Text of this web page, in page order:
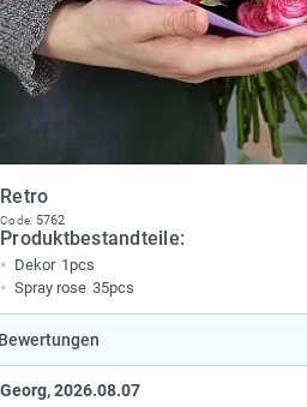
Retro
Code: 5762
Produktbestandteile:
Dekor 1pcs
Spray rose 35pcs
Georg, 2026.08.07